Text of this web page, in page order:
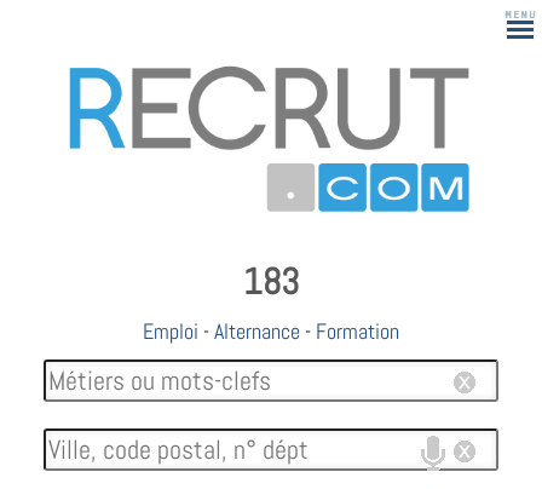
183
Emploi -Alternance - Formation